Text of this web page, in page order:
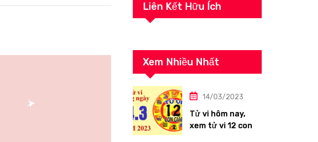
Liên Kết Hữu Ích
Xem Nhiều Nhất
14/03/2023
Tử vi hôm nay,
xem tử vi 12 con